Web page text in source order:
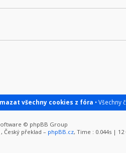
všechny cookies z fóra • Všechny
© phpBB Group
, Český překlad – phpBB.cz, Time : 0.044s |